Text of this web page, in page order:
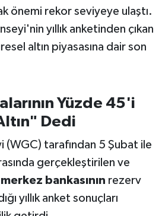
önemi rekor seviyeye ulaştı.
yıllık anketinden çıkan
altın piyasasına dair son
Yüzde 45'i
Dedi
(WGC) tarafından 5 Şubat ile
gerçekleştirilen ve
bankasının rezerv
yıllık anket sonuçları